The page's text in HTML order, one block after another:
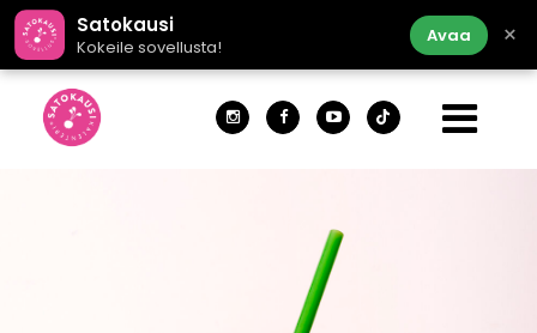
Satokausi
Kokeile sovellusta!
Avaa ×